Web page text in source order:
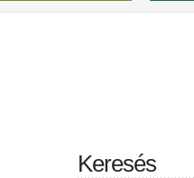
Keresés